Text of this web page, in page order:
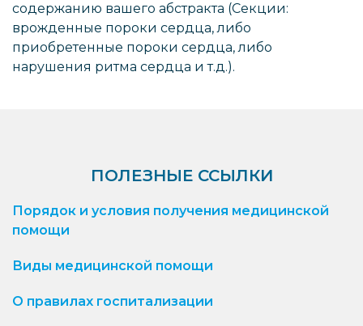
содержанию вашего абстракта (Секции:
врожденные пороки сердца, либо
приобретенные пороки сердца, либо
нарушения ритма сердца и т.д.).
ПОЛЕЗНЫЕ ССЫЛКИ
Порядок и условия получения медицинской
помощи
Виды медицинской помощи
О правилах госпитализации